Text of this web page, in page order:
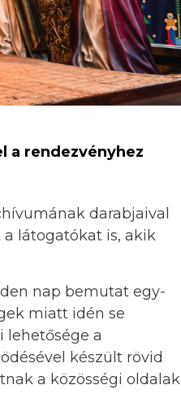
a rendezvényhez
darabjaival
látogatókat is, akik
nap bemutat egy-
miatt idén se
lehetősége a
készült rövid
a közösségi oldalak